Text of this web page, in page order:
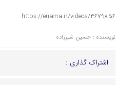
https://enama.ir/videos/3679856
نویسنده : حسین شیرزاده
اشتراک گذاری :